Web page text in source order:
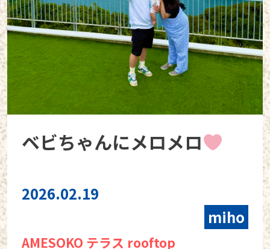
ベビちゃんにメロメロ
2026.02.19
miho
AMESOKO テラス rooftop